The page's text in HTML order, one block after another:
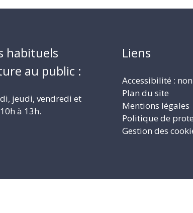
habituels
au public :
jeudi, vendredi et
à 13h.
Liens
Accessibilité :
Plan du site
Mentions légales
Politique de
Gestion des